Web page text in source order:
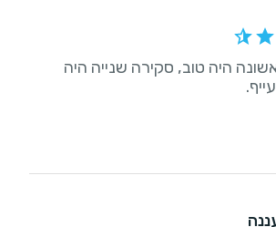
היה טוב, סקירה שנייה היה